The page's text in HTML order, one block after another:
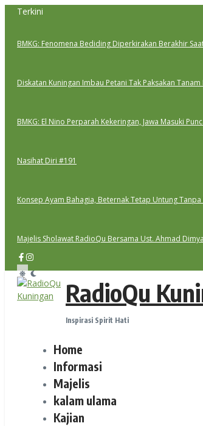
Lewati
Terkini
BMKG: Fenomena Bediding Diperkirakan Berakhir
Diskatan Kuningan Imbau Petani Tak Paksakan Tanam
BMKG: El Nino Perparah Kekeringan, Jawa Masuki
Nasihat Diri #191
Konsep Ayam Bahagia, Beternak Tetap Untung
Majelis Sholawat RadioQu Bersama Ust. Ahmad
RadioQu
Inspirasi Spirit Hati
Home
Informasi
Majelis
kalam ulama
Kajian